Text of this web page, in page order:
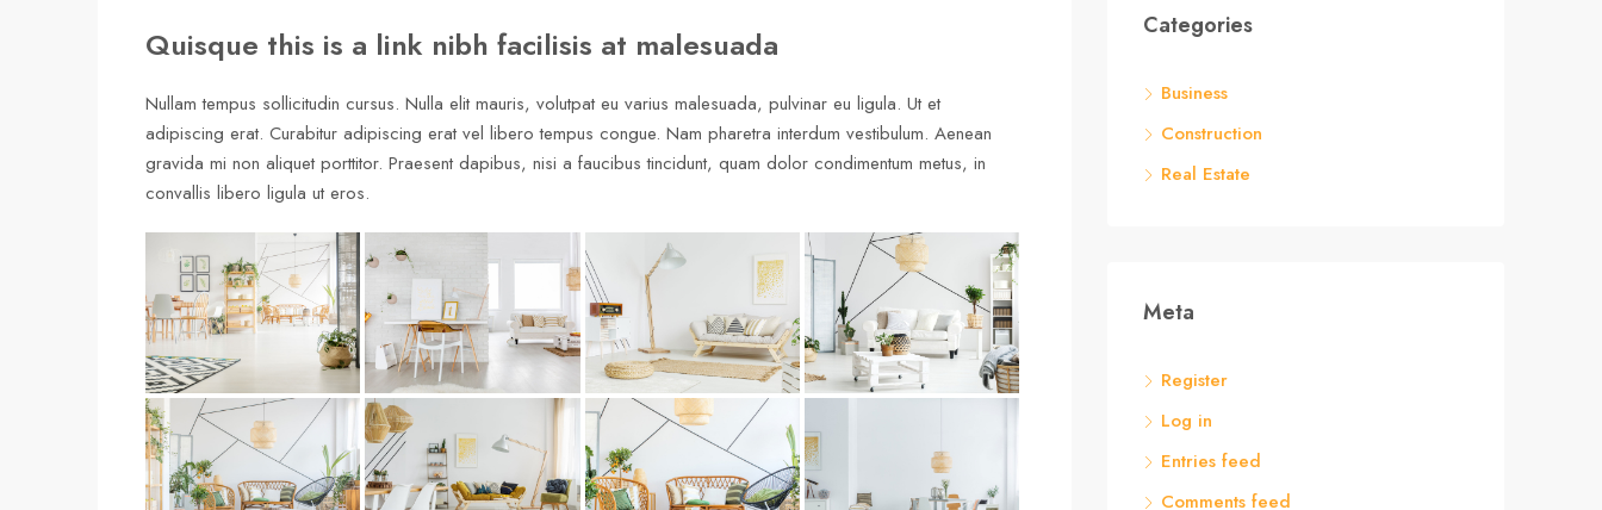
Quisque this is a link nibh facilisis at malesuada
Nullam tempus sollicitudin cursus. Nulla elit mauris, volutpat eu varius malesuada, pulvinar eu ligula. Ut et
adipiscing erat. Curabitur adipiscing erat vel libero tempus congue. Nam pharetra interdum vestibulum. Aenean
gravida mi non aliquet porttitor. Praesent dapibus, nisi a faucibus tincidunt, quam dolor condimentum metus, in
convallis libero ligula ut eros.
Categories
Business
Construction
Real Estate
Meta
Register
Log in
Entries feed
Comments feed